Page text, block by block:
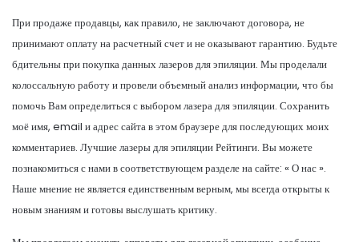
При продаже продавцы, как правило, не заключают договора, не
принимают оплату на расчетный счет и не оказывают гарантию. Будьте
бдительны при покупка данных лазеров для эпиляции. Мы проделали
колоссальную работу и провели объемный анализ информации, что бы
помочь Вам определиться с выбором лазера для эпиляции. Сохранить
моё имя, email и адрес сайта в этом браузере для последующих моих
комментариев. Лучшие лазеры для эпиляции Рейтинги. Вы можете
познакомиться с нами в соответствующем разделе на сайте: « О нас ».
Наше мнение не является единственным верным, мы всегда открыты к
новым знаниям и готовы выслушать критику.